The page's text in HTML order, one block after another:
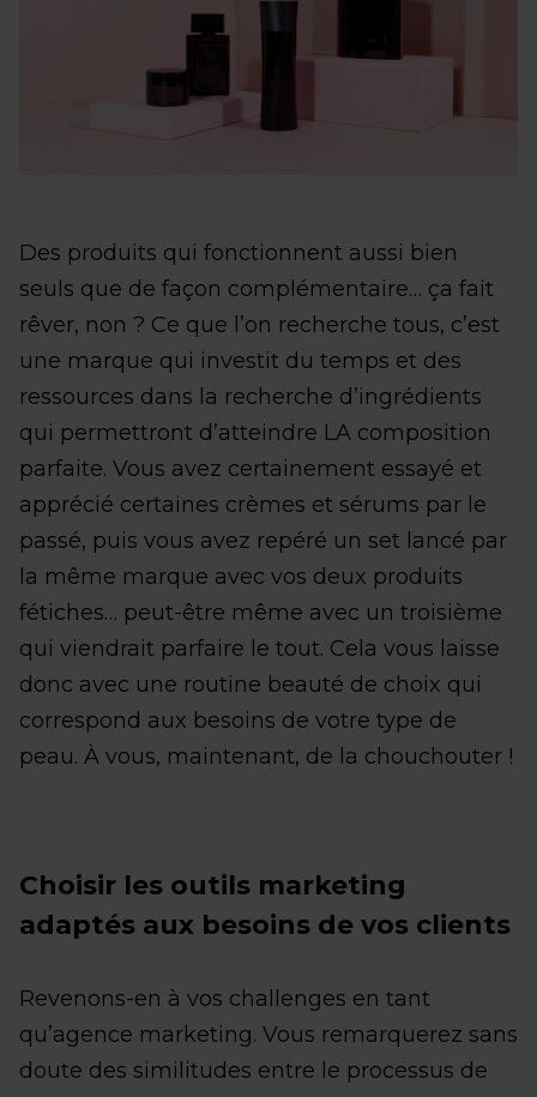
Des produits qui fonctionnent aussi bien
seuls que de façon complémentaire… ça fait
rêver, non ? Ce que l’on recherche tous, c’est
une marque qui investit du temps et des
ressources dans la recherche d’ingrédients
qui permettront d’atteindre LA composition
parfaite. Vous avez certainement essayé et
apprécié certaines crèmes et sérums par le
passé, puis vous avez repéré un set lancé par
la même marque avec vos deux produits
fétiches… peut-être même avec un troisième
qui viendrait parfaire le tout. Cela vous laisse
donc avec une routine beauté de choix qui
correspond aux besoins de votre type de
peau. À vous, maintenant, de la chouchouter !
Choisir les outils marketing
adaptés aux besoins de vos clients
Revenons-en à vos challenges en tant
qu’agence marketing. Vous remarquerez sans
doute des similitudes entre le processus de